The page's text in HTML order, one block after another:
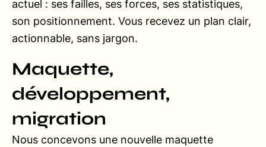
actuel : ses failles, ses forces, ses statistiques,
son positionnement. Vous recevez un plan clair,
actionnable, sans jargon.
Maquette,
développement,
migration
Nous concevons une nouvelle maquette